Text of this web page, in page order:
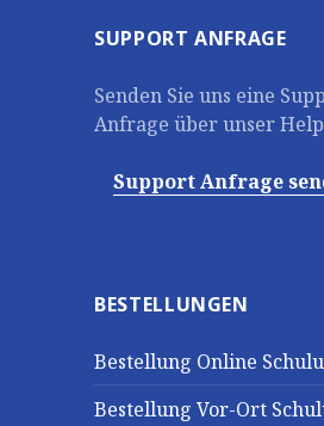
SUPPORT ANFRAGE
Senden Sie uns eine
Anfrage über unser
Support Anfrage
BESTELLUNGEN
Bestellung Online
Bestellung Vor-Ort